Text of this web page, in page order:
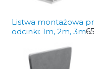
Listwa montażowa
odcinki: 1m, 2m, 3m